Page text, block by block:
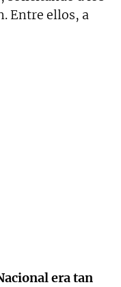
Entre ellos, a
era tan